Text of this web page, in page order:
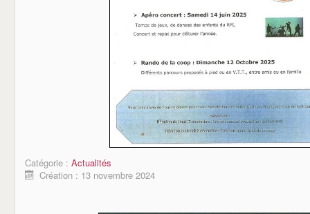
Catégorie : Actualités
Création : 13 novembre 2024